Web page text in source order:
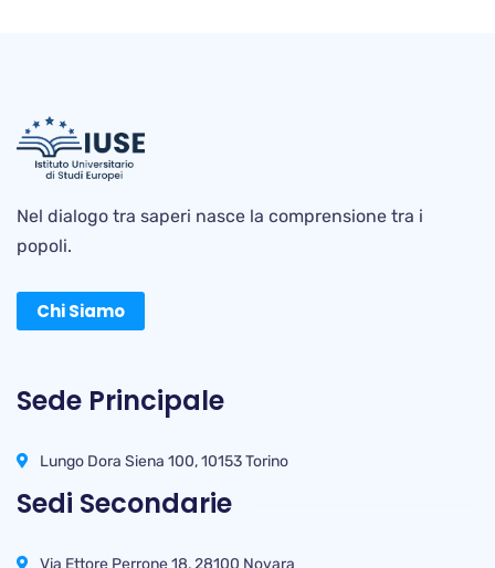
Nel dialogo tra saperi nasce la comprensione tra i
popoli.
Chi Siamo
Sede Principale
Lungo Dora Siena 100, 10153 Torino
Sedi Secondarie
Via Ettore Perrone 18, 28100 Novara